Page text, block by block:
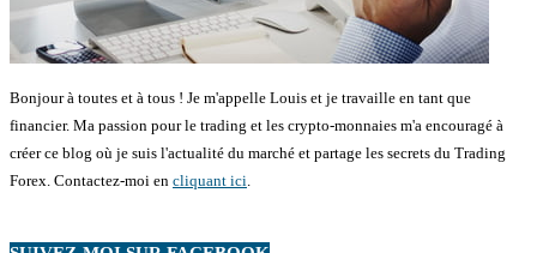
Bonjour à toutes et à tous ! Je m'appelle Louis et je travaille en tant que
financier. Ma passion pour le trading et les crypto-monnaies m'a encouragé à
créer ce blog où je suis l'actualité du marché et partage les secrets du Trading
Forex. Contactez-moi en cliquant ici.